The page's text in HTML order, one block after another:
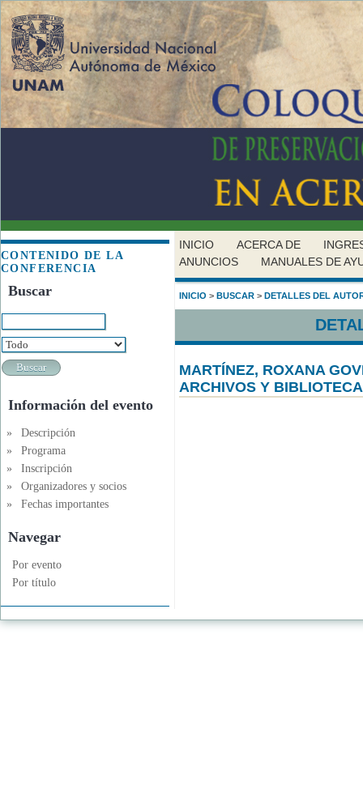
CONTENIDO DE LA
CONFERENCIA
Buscar
Información del evento
»
Descripción
»
Programa
»
Inscripción
»
Organizadores y socios
»
Fechas importantes
Navegar
Por evento
Por título
INICIO ACERCA DE
ANUNCIOS
MANUALES DE
INICIO > BUSCAR > DETALLES DEL
MARTÍNEZ, ROXANA
ARCHIVOS Y